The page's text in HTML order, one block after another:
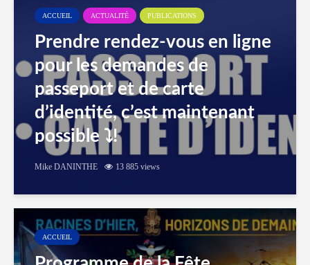
ACCUEIL ACTUALITÉ PUBLICATIONS
Prendre rendez-vous en ligne
pour les demandes de
passeport et de carte
d’identité, c’est maintenant
possible ⤵️!
Mike DANINTHE 13 885 views
ACCUEIL